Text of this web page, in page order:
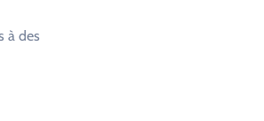
à des